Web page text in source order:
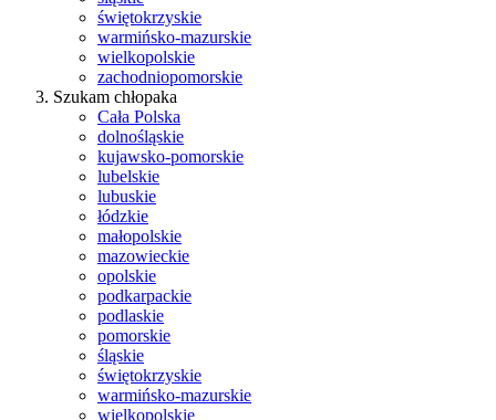
świętokrzyskie
warmińsko-mazurskie
wielkopolskie
zachodniopomorskie
Szukam chłopaka
Cała Polska
dolnośląskie
kujawsko-pomorskie
lubelskie
lubuskie
łódzkie
małopolskie
mazowieckie
opolskie
podkarpackie
podlaskie
pomorskie
śląskie
świętokrzyskie
warmińsko-mazurskie
wielkopolskie